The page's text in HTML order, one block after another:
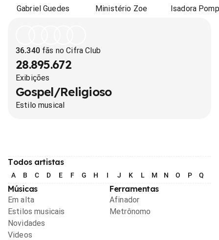
Gabriel Guedes Ministério Zoe Isadora
36.340fãs no Cifra Club
28.895.672
Exibições
Gospel/Religioso
Estilo musical
Todos artistas
A B C D E F G H I J K L M N O P Q
Músicas
Em alta
Estilos musicais
Novidades
Videos
Ferramentas
Afinador
Metrônomo